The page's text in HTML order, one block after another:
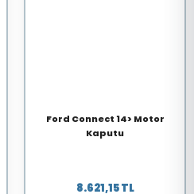
Ford Connect 14> Motor
Kaputu
8.621,15 TL